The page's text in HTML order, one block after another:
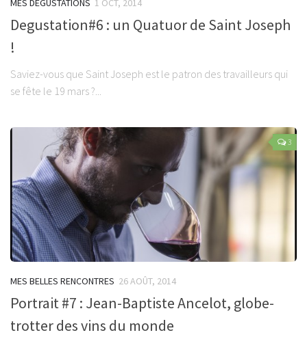
Degustation#6 : un Quatuor de Saint Joseph
!
Saviez-vous que Saint Joseph est le patron des travailleurs qui
se fête le 19 mars ?...
3
MES BELLES RENCONTRES 26 AOÛT, 2014
Portrait #7 : Jean-Baptiste Ancelot, globe-
trotter des vins du monde